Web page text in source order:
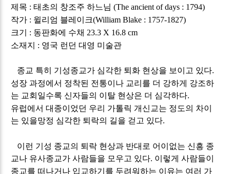
제목 :태초의 창조주 하느님(The ancient of days : 1794)
작가 : 윌리엄 블레이크(William Blake : 1757-1827)
크기 : 동판화에 수채23.3 X 16.8 cm
소재지 : 영국 런던 대영 미술관
종교 특히 기성종교가 심각한 퇴화 현상을 보이고 있다.
성장 과정에서 정착된 전통이나 교리를 더 강하게 강조하
는 교회일수록 신자들의 이탈 현상은 더 심각하다.
유럽에서 대종이었던 우리 가톨릭 개신교는 정도의 차이
는 있을망정 심각한 퇴락의 길을 걷고 있다.
이런 기성 종교의 퇴락 현상과 반대로 어이없는 신흥 종
교나 유사종교가 사람들을 모우고 있다. 이렇게 사람들이
종교를 떠나거나 입교하기를 두려워하는 이유는 여러 가